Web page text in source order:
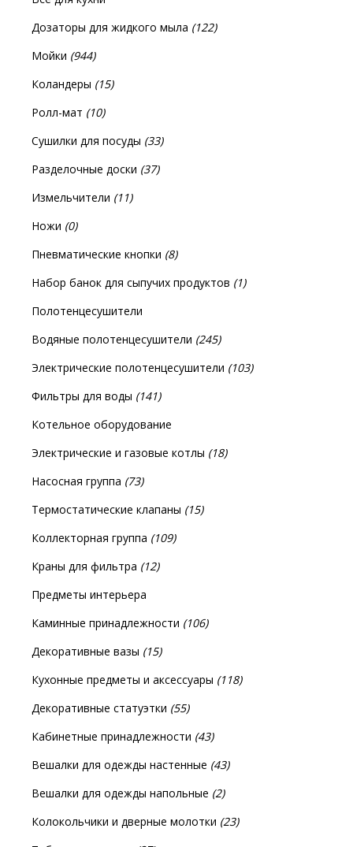
Дозаторы для жидкого мыла (122)
Мойки (944)
Коландеры (15)
Ролл-мат (10)
Сушилки для посуды (33)
Разделочные доски (37)
Измельчители (11)
Ножи (0)
Пневматические кнопки (8)
Набор банок для сыпучих продуктов (1)
Полотенцесушители
Водяные полотенцесушители (245)
Электрические полотенцесушители (103)
Фильтры для воды (141)
Котельное оборудование
Электрические и газовые котлы (18)
Насосная группа (73)
Термостатические клапаны (15)
Коллекторная группа (109)
Краны для фильтра (12)
Предметы интерьера
Каминные принадлежности (106)
Декоративные вазы (15)
Кухонные предметы и аксессуары (118)
Декоративные статуэтки (55)
Кабинетные принадлежности (43)
Вешалки для одежды настенные (43)
Вешалки для одежды напольные (2)
Колокольчики и дверные молотки (23)